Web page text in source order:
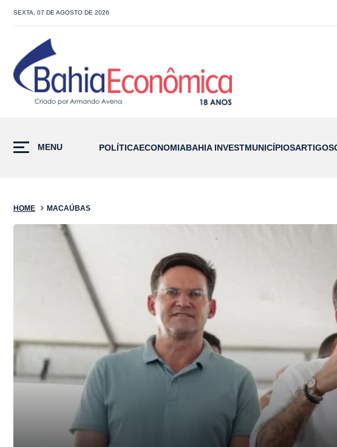
SEXTA, 07 DE AGOSTO DE 2026
MENU POLÍTICAECONOMIABAHIA INVESTMUNICÍPIOSARTIGOS
HOME MACAÚBAS